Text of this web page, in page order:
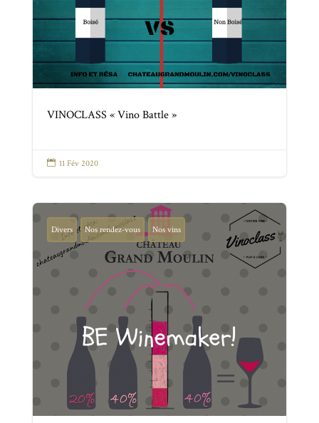
VINOCLASS « Vino Battle »
 11 Fév 2020
Divers Nos rendez-vous Nos vins